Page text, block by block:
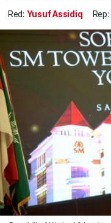
Red: Yusuf Assidiq Rep: